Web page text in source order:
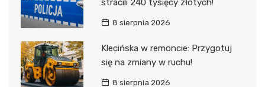
stracili 240 tysięcy złotych!
8 sierpnia 2026
Klecińska w remoncie: Przygotuj
się na zmiany w ruchu!
8 sierpnia 2026